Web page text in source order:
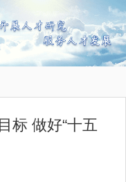
标 做好“十五